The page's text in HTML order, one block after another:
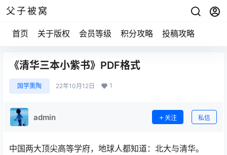
父子被窝
首页 关于版权 会员等级 积分攻略 投稿攻略
《清华三本小紫书》PDF格式
国学熏陶 22年10月12日 1
admin 关注 私信
中国两大顶尖高等学府，地球人都知道：北大与清华。